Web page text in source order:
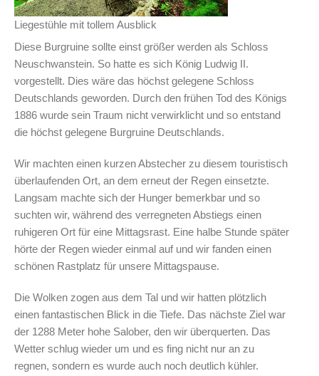
Liegestühle mit tollem Ausblick
Diese Burgruine sollte einst größer werden als Schloss
Neuschwanstein. So hatte es sich König Ludwig II.
vorgestellt. Dies wäre das höchst gelegene Schloss
Deutschlands geworden. Durch den frühen Tod des Königs
1886 wurde sein Traum nicht verwirklicht und so entstand
die höchst gelegene Burgruine Deutschlands.
Wir machten einen kurzen Abstecher zu diesem touristisch
überlaufenden Ort, an dem erneut der Regen einsetzte.
Langsam machte sich der Hunger bemerkbar und so
suchten wir, während des verregneten Abstiegs einen
ruhigeren Ort für eine Mittagsrast. Eine halbe Stunde später
hörte der Regen wieder einmal auf und wir fanden einen
schönen Rastplatz für unsere Mittagspause.
Die Wolken zogen aus dem Tal und wir hatten plötzlich
einen fantastischen Blick in die Tiefe. Das nächste Ziel war
der 1288 Meter hohe Salober, den wir überquerten. Das
Wetter schlug wieder um und es fing nicht nur an zu
regnen, sondern es wurde auch noch deutlich kühler.